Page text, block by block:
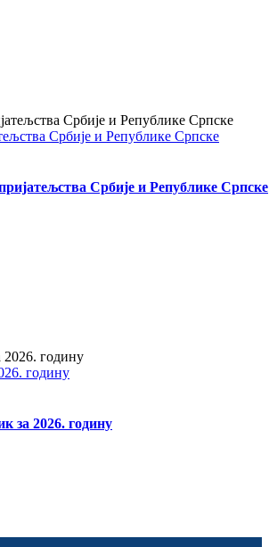
Србије и Републике Српске
Србије и Републике Српске
годину
за 2026. годину